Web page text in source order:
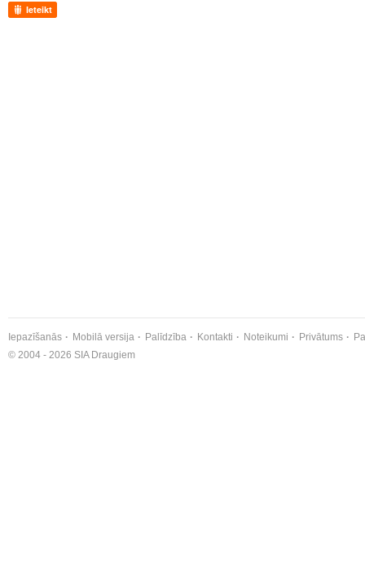
Ieteikt
Iepazīšanās Mobilā versija Palīdzība Kontakti Noteikumi Privātums
© 2004 - 2026 SIA Draugiem